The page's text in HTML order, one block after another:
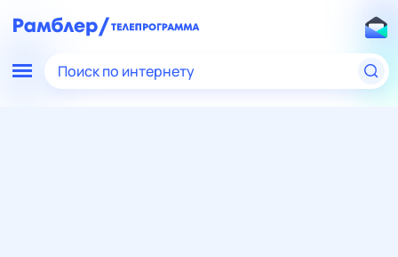
Поиск по интернету